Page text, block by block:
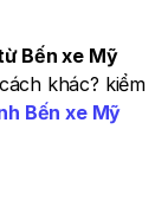
Bến xe Mỹ
khác? kiểm
Bến xe Mỹ